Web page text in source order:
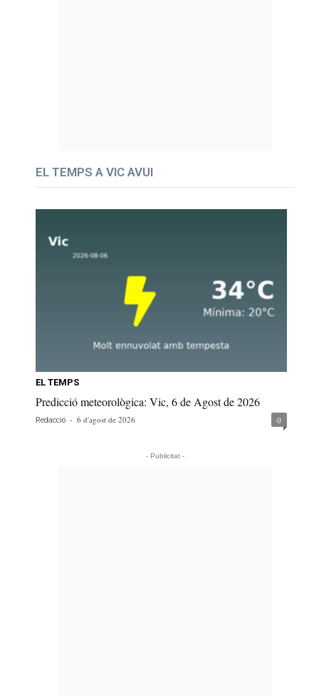
EL TEMPS A VIC AVUI
EL TEMPS
Predicció meteorològica: Vic, 6 de Agost de 2026
Redacció - 6 d'agost de 2026 0
- Publicitat -